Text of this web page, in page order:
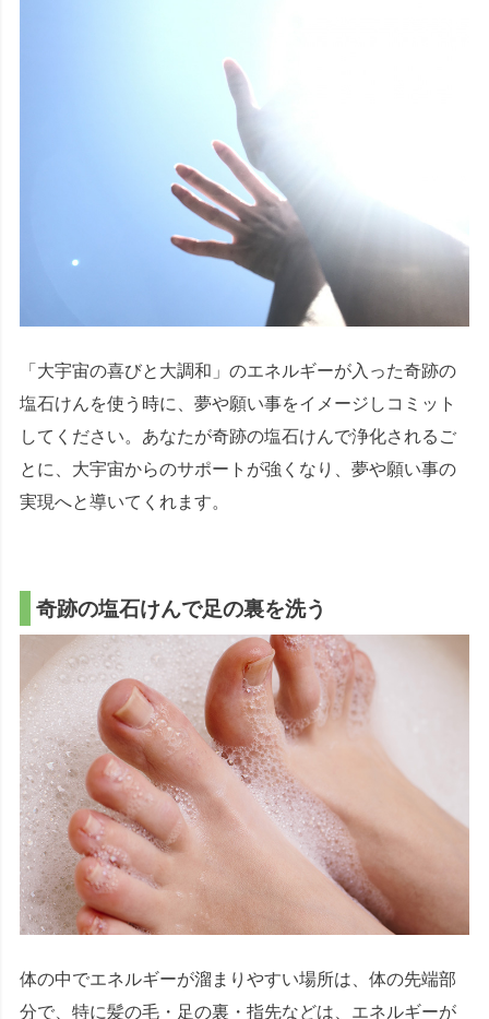
「大宇宙の喜びと大調和」のエネルギーが入った奇跡の
塩石けんを使う時に、夢や願い事をイメージしコミット
してください。あなたが奇跡の塩石けんで浄化されるご
とに、大宇宙からのサポートが強くなり、夢や願い事の
実現へと導いてくれます。
奇跡の塩石けんで足の裏を洗う
体の中でエネルギーが溜まりやすい場所は、体の先端部
分で、特に髪の毛・足の裏・指先などは、エネルギーが